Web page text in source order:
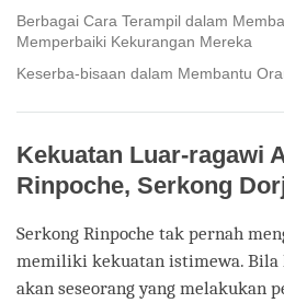
Berbagai Cara Terampil dalam
Memperbaiki Kekurangan Mereka
Keserba-bisaan dalam Membantu
Kekuatan Luar-ragawi
Rinpoche, Serkong
Serkong Rinpoche tak pernah
memiliki kekuatan istimewa. Bila
akan seseorang yang melakukan